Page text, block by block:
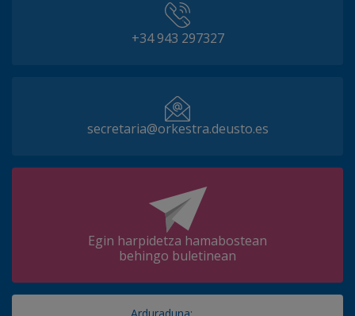
+34 943 297327
secretaria@orkestra.deusto.es
Egin harpidetza hamabostean
behingo buletinean